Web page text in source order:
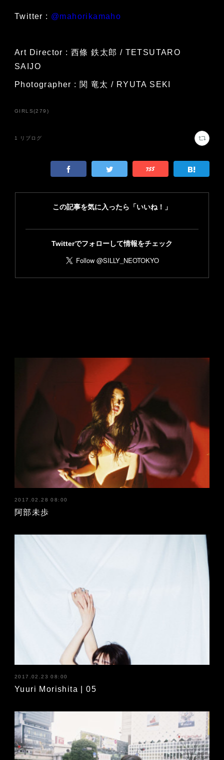
Twitter : @mahorikamaho
Art Director : 西條 鉄太郎 / TETSUTARO
SAIJO
Photographer : 関 竜太 / RYUTA SEKI
GIRLS(279 )
1 リブログ
2017.02.28 08:00
阿部未歩
2017.02.23 08:00
Yuuri Morishita | 05